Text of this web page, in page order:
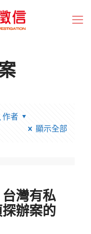
作者
顯示全部
灣有私
辦案的